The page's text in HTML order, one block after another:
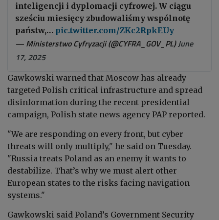
inteligencji i dyplomacji cyfrowej. W ciągu
sześciu miesięcy zbudowaliśmy wspólnotę
państw,… pic.twitter.com/ZKc2RpkEUy
— Ministerstwo Cyfryzacji (@CYFRA_GOV_PL)June
17, 2025
Gawkowski warned that Moscow has already
targeted Polish critical infrastructure and spread
disinformation during the recent presidential
campaign, Polish state news agency PAP reported.
"We are responding on every front, but cyber
threats will only multiply," he said on Tuesday.
"Russia treats Poland as an enemy it wants to
destabilize. That’s why we must alert other
European states to the risks facing navigation
systems."
Gawkowski said Poland’s Government Security